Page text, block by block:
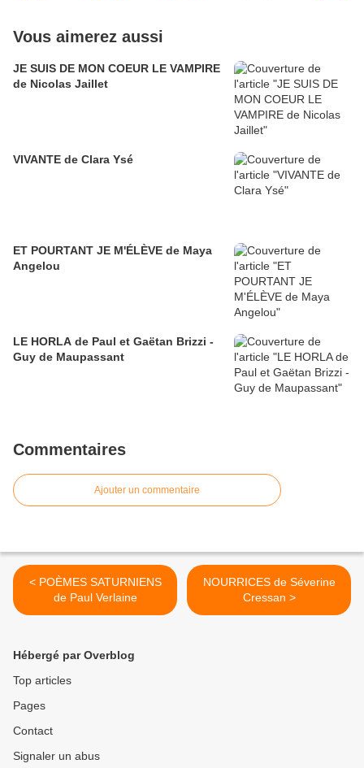
Vous aimerez aussi
JE SUIS DE MON COEUR LE VAMPIRE
de Nicolas Jaillet
VIVANTE de Clara Ysé
ET POURTANT JE M'ÉLÈVE de Maya
Angelou
LE HORLA de Paul et Gaëtan Brizzi -
Guy de Maupassant
Commentaires
Ajouter un commentaire
< POÈMES SATURNIENS
de Paul Verlaine
NOURRICES de Séverine
Cressan >
Hébergé par Overblog
Top articles
Pages
Contact
Signaler un abus